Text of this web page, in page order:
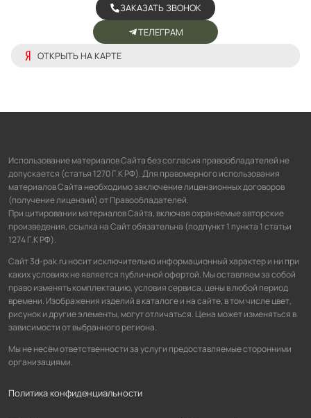
ОТКРЫТЬ НА КАРТЕ
ТЕЛЕГРАМ
ЗАКАЗАТЬ ЗВОНОК
Использование материалов Сайта без согласия правообладателей не
допускается (статья 1270 Г.К РФ). Для правомерного использования
материалов Сайта необходимо заключение лицензионных договоров
(получение лицензий) от Правообладателей.
При цитировании материалов Сайта, включая охраняемые авторские
произведения, ссылка на Сайт обязательна (подпункт 1 пункта 1 статьи
1274 Г.К РФ).
Сайт 3d-pak.ru носит исключительно информационный характер и ни при
каких условиях не является публичной офертой. Мы оставляем за собой
право изменять комплектацию, условия сервиса, цены в любой период
времени. Изображения изделий в каталоге и на сайте, в том числе цвет,
рисунок и другие элементы, могут отличаться. Цена может изменяться в
зависимости от выбранного региона.
Мы не несём ответственности за услуги предоставляемые сторонними
организациями.
Политика конфиденциальности